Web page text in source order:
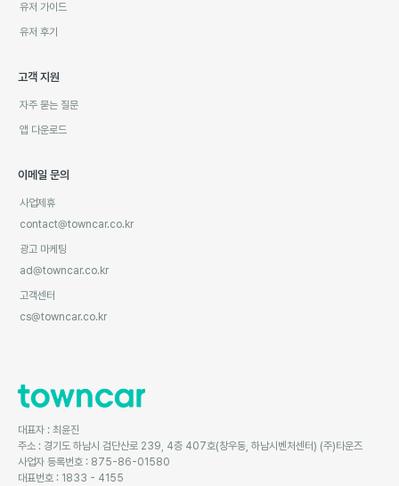
유저 가이드
유저 후기
고객 지원
자주 묻는 질문
앱 다운로드
이메일 문의
사업제휴
contact@towncar.co.kr
광고 마케팅
ad@towncar.co.kr
고객센터
cs@towncar.co.kr
대표자 : 최윤진
주소 : 경기도 하남시 검단산로 239, 4층 407호(창우동, 하남시벤처센터) (주)타운즈
사업자 등록번호 : 875-86-01580
대표번호 : 1833 - 4155